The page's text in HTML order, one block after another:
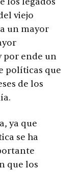
viejo
un mayor
por ende un
políticas que
de los
ya que
se ha
que los